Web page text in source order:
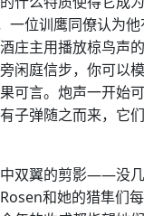
位训鹰同僚认为他
庄主用播放椋鸟声
闲庭信步，你可以
可言。炮声一开始
子弹随之而来，它
双翼的剪影——没
和她的猎隼们